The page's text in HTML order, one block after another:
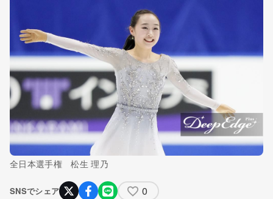
全日本選手権 松生 理乃
SNSでシェア 0